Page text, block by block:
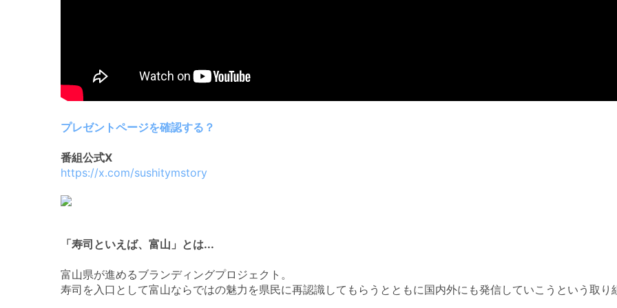
プレゼントページを確認する？
番組公式X
https://x.com/sushitymstory
「寿司といえば、富山」とは...
富山県が進めるブランディングプロジェクト。
寿司を入口として富山ならではの魅力を県民に再認識してもらうとともに国内外にも発信していこうという取り